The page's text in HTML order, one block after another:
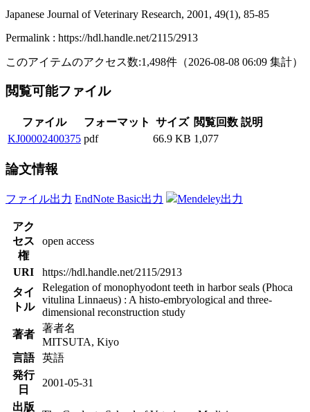
Japanese Journal of Veterinary Research, 2001, 49(1), 85-85
Permalink : https://hdl.handle.net/2115/2913
このアイテムのアクセス数:1,498件 （2026-08-08 06:09 集計）
閲覧可能ファイル
ファイル フォーマット サイズ 閲覧回数 説明
KJ00002400375 pdf 66.9 KB 1,077
論文情報
ファイル出力 EndNote Basic出力 Mendeley出力
アク
セス
権
open access
URI
https://hdl.handle.net/2115/2913
タイ
トル
Relegation of monophyodont teeth in harbor seals (Phoca
vitulina Linnaeus) : A histo-embryological and three-
dimensional reconstruction study
著者
著者名
MITSUTA, Kiyo
言語
英語
発行
日
2001-05-31
出版